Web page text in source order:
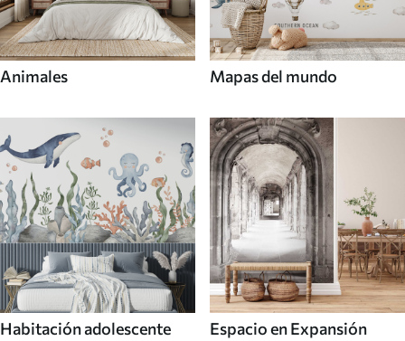
Animales Mapas del mundo
Habitación adolescente Espacio en Expansión